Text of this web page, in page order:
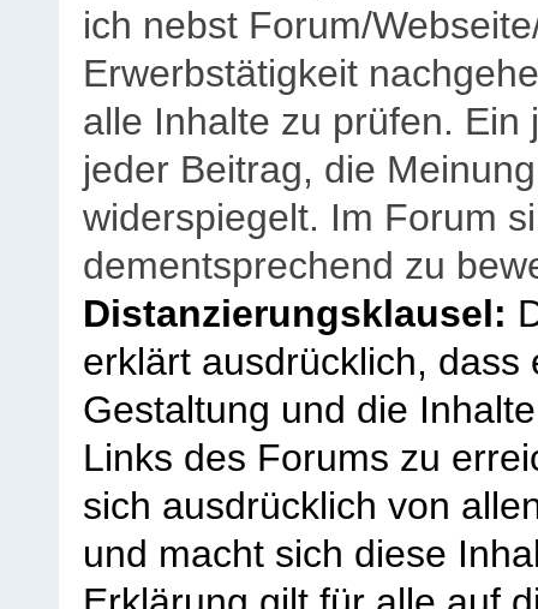
ich nebst Forum/
Erwerbstätigkeit
alle Inhalte zu prüfen.
jeder Beitrag, die
widerspiegelt. Im Forum
dementsprechend zu
Distanzierungsklausel:
erklärt ausdrücklich,
Gestaltung und die
Links des Forums zu
sich ausdrücklich von
und macht sich diese